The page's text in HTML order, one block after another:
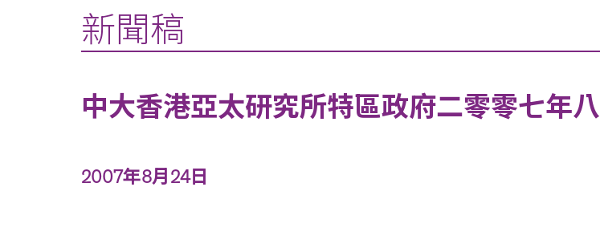
新聞稿
中大香港亞太研究所特區政府二零零七年
2007年8月24日